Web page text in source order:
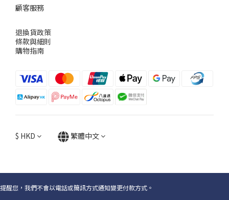
顧客服務
退換貨政策
條款與細則
購物指南
$ HKD 繁體中文
提醒您，我們不會以電話或簡訊方式通知變更付款方式。